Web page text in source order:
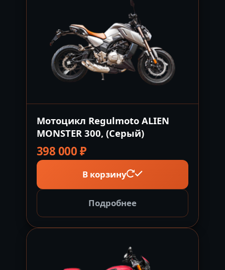
Мотоцикл Regulmoto ALIEN
MONSTER 300, (Серый)
398 000₽
В корзину
Подробнее